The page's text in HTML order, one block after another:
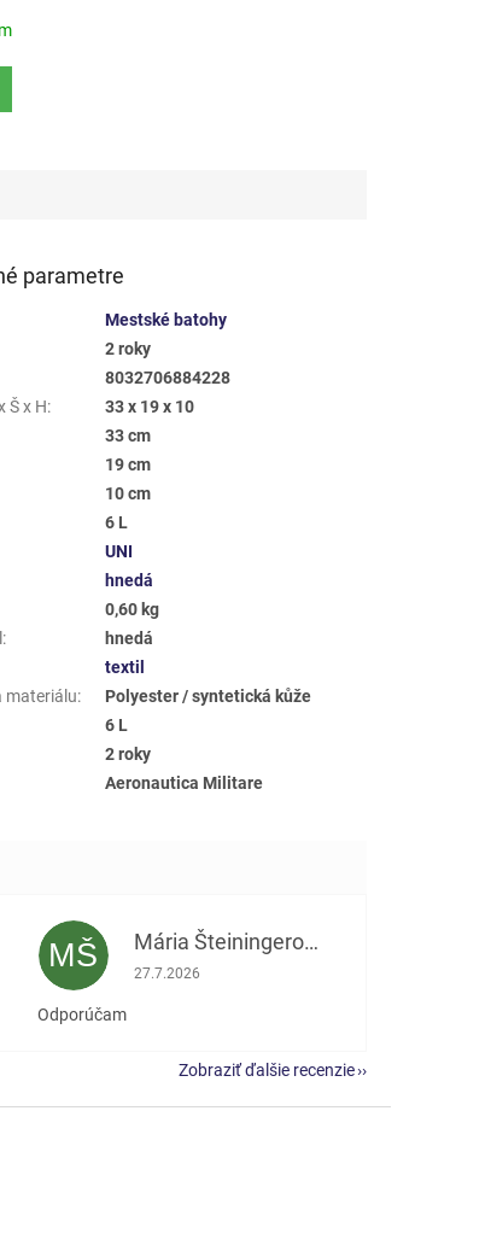
parametre
Mestské batohy
2 roky
8032706884228
Š x H:
33 x 19 x 10
33 cm
19 cm
10 cm
6 L
UNI
hnedá
0,60 kg
:
hnedá
textil
materiálu:
Polyester / syntetická kůže
6 L
2 roky
Aeronautica Militare
hviezdičiek.
MŠ Mária Šteiningerová
Hodnotenie obchodu je 5 z 5 hviezdičiek.
27.7.2026
Odporúčam
Zobraziť ďalšie recenzie